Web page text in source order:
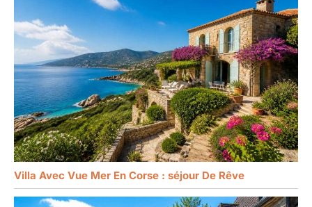
Villa Avec Vue Mer En Corse : séjour De Rêve